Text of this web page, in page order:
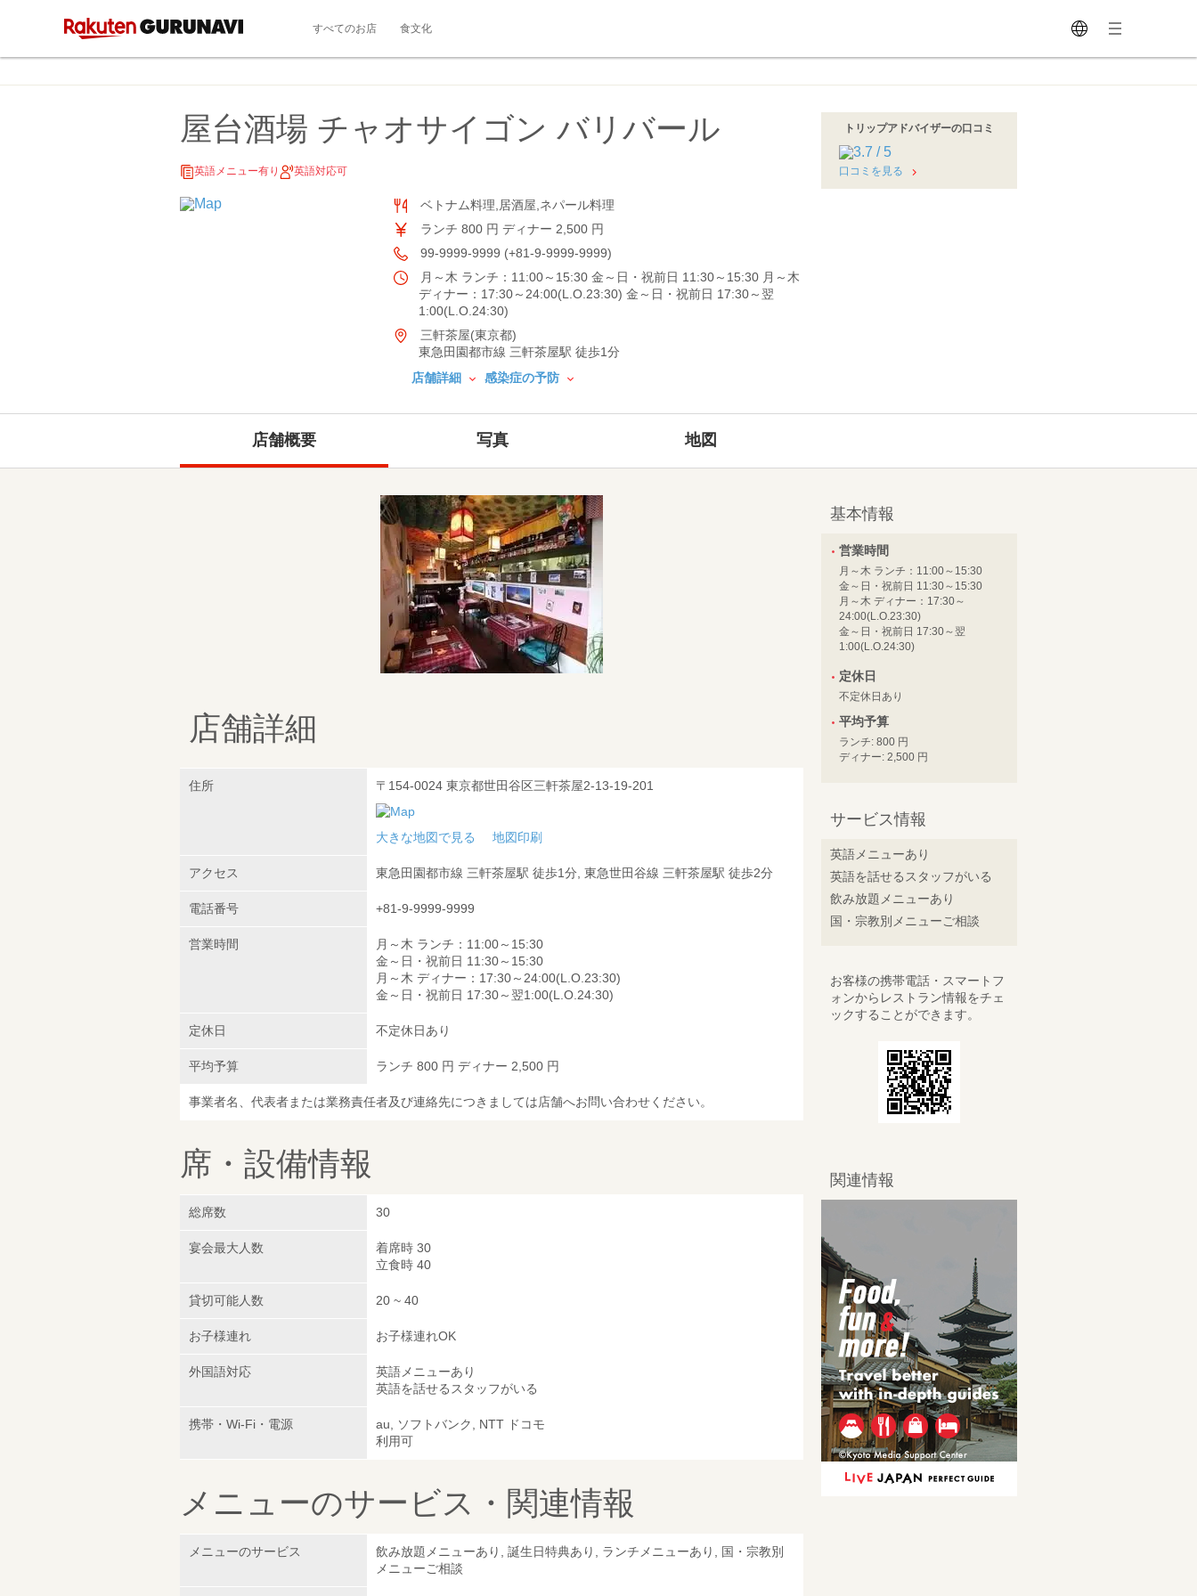
すべてのお店 食文化
屋台酒場 チャオサイゴン バリバール
英語メニュー有り 英語対応可
ベトナム料理,居酒屋,ネパール料理
ランチ 800 円 ディナー 2,500 円
99-9999-9999 (+81-9-9999-9999)
月～木 ランチ：11:00～15:30 金～日・祝前日 11:30～15:30 月～木
ディナー：17:30～24:00(L.O.23:30) 金～日・祝前日 17:30～翌
1:00(L.O.24:30)
三軒茶屋(東京都)
東急田園都市線 三軒茶屋駅 徒歩1分
店舗詳細
感染症の予防
トリップアドバイザーの口コミ
口コミを見る
店舗概要 写真 地図
店舗詳細
住所 〒154-0024 東京都世田谷区三軒茶屋2-13-19-201
大きな地図で見る 地図印刷
アクセス 東急田園都市線 三軒茶屋駅 徒歩1分, 東急世田谷線 三軒茶屋駅 徒歩2分
電話番号 +81-9-9999-9999
営業時間
月～木 ランチ：11:00～15:30
金～日・祝前日 11:30～15:30
月～木 ディナー：17:30～24:00(L.O.23:30)
金～日・祝前日 17:30～翌1:00(L.O.24:30)
定休日 不定休日あり
平均予算 ランチ 800 円 ディナー 2,500 円
事業者名、代表者または業務責任者及び連絡先につきましては店舗へお問い合わせください。
席・設備情報
総席数 30
宴会最大人数
着席時 30
立食時 40
貸切可能人数 20 ~ 40
お子様連れ お子様連れOK
外国語対応
英語メニューあり
英語を話せるスタッフがいる
携帯・Wi-Fi・電源
au, ソフトバンク, NTT ドコモ
利用可
メニューのサービス・関連情報
メニューのサービス
飲み放題メニューあり, 誕生日特典あり, ランチメニューあり, 国・宗教別
メニューご相談
基本情報
営業時間
月～木 ランチ：11:00～15:30
金～日・祝前日 11:30～15:30
月～木 ディナー：17:30～
24:00(L.O.23:30)
金～日・祝前日 17:30～翌
1:00(L.O.24:30)
定休日
不定休日あり
平均予算
ランチ: 800 円
ディナー: 2,500 円
サービス情報
英語メニューあり
英語を話せるスタッフがいる
飲み放題メニューあり
国・宗教別メニューご相談
お客様の携帯電話・スマートフ
ォンからレストラン情報をチェ
ックすることができます。
関連情報